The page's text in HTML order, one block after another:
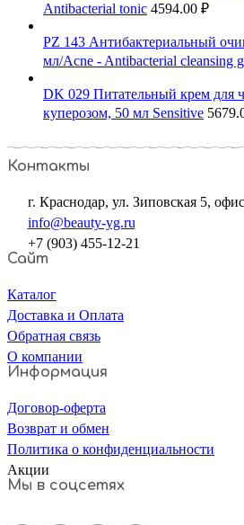
Antibacterial tonic 4594.00 ₽
PZ 143 Антибактериальный
мл/Acne - Antibacterial cleansing
DK 029 Питательный крем для
куперозом, 50 мл Sensitive
Контакты
г. Краснодар, ул. Зиповская 5,
info@beauty-yg.ru
+7 (903) 455-12-21
Сайт
Каталог
Доставка и Оплата
Обратная связь
О компании
Информация
Договор-оферта
Возврат и обмен
Политика о конфиденциальности
Акции
Мы в соцсетях